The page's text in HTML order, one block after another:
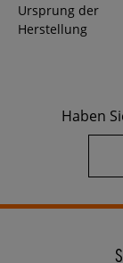
Ursprung der
Herstellung
Haben